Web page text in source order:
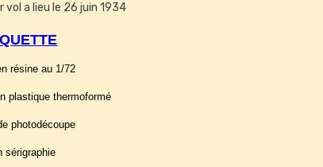
vol a lieu le 26 juin 1934
résine au 1/72
plastique thermoformé
photodécoupe
sérigraphie